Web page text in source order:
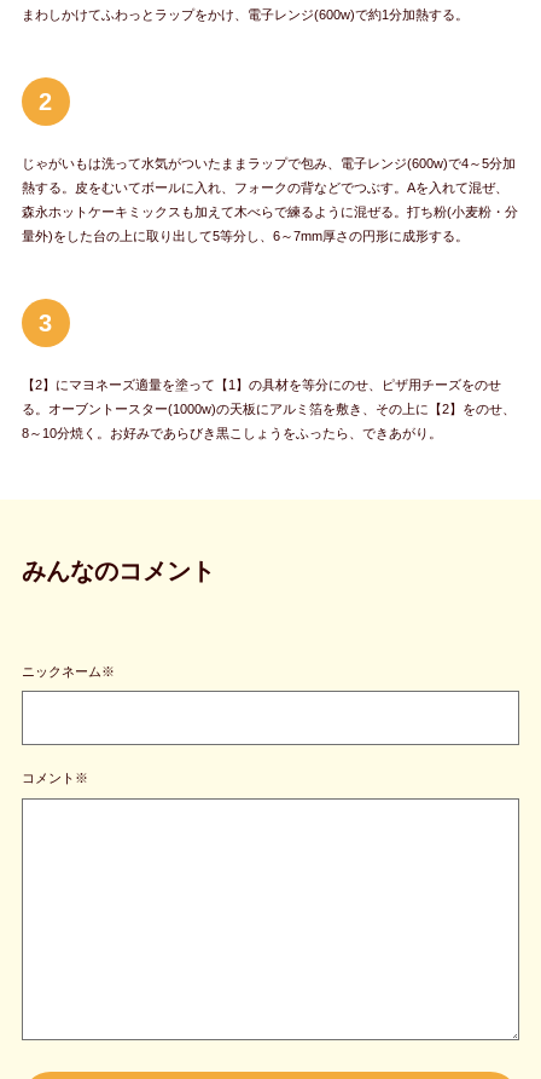
まわしかけてふわっとラップをかけ、電子レンジ(600w)で約1分加熱する。
2
じゃがいもは洗って水気がついたままラップで包み、電子レンジ(600w)で4～5分加
熱する。皮をむいてボールに入れ、フォークの背などでつぶす。Aを入れて混ぜ、
森永ホットケーキミックスも加えて木べらで練るように混ぜる。打ち粉(小麦粉・分
量外)をした台の上に取り出して5等分し、6～7mm厚さの円形に成形する。
3
【2】にマヨネーズ適量を塗って【1】の具材を等分にのせ、ピザ用チーズをのせ
る。オーブントースター(1000w)の天板にアルミ箔を敷き、その上に【2】をのせ、
8～10分焼く。お好みであらびき黒こしょうをふったら、できあがり。
みんなのコメント
ニックネーム※
コメント※